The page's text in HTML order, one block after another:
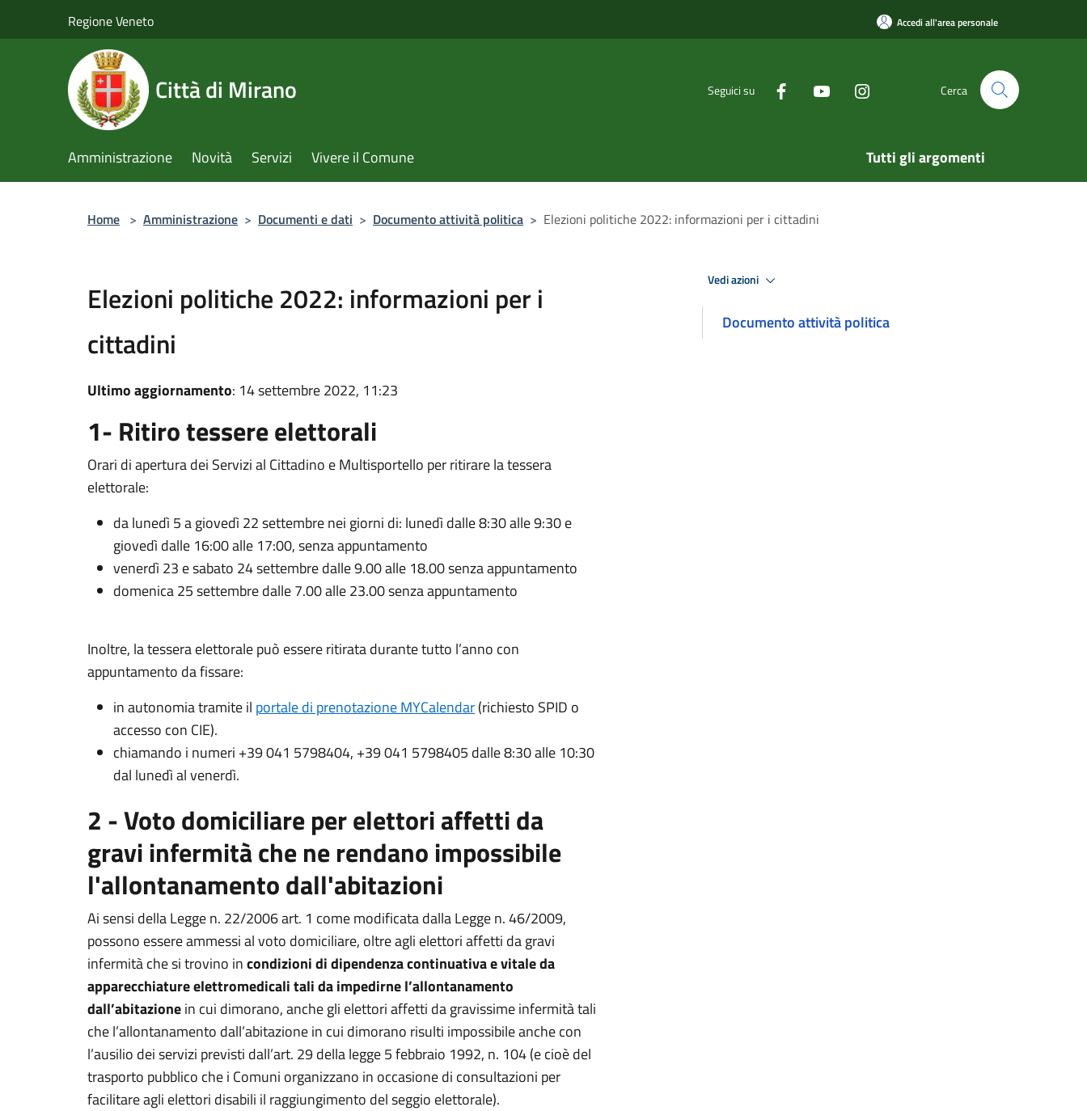
Regione Veneto Accedi all'area personale
Città di Mirano Seguici su Cerca
Amministrazione Novità Servizi Vivere il Comune Tutti gli argomenti
Home > Amministrazione > Documenti e dati > Documento attività politica > Elezioni politiche 2022: informazioni per i cittadini
Elezioni politiche 2022: informazioni per i
cittadini
Ultimo aggiornamento: 14 settembre 2022, 11:23
1- Ritiro tessere elettorali
Orari di apertura dei Servizi al Cittadino e Multisportello per ritirare la tessera
elettorale:
da lunedì 5 a giovedì 22 settembre nei giorni di: lunedì dalle 8:30 alle 9:30 e
giovedì dalle 16:00 alle 17:00, senza appuntamento
venerdì 23 e sabato 24 settembre dalle 9.00 alle 18.00 senza appuntamento
domenica 25 settembre dalle 7.00 alle 23.00 senza appuntamento
Inoltre, la tessera elettorale può essere ritirata durante tutto l’anno con
appuntamento da fissare:
in autonomia tramite il portale di prenotazione MYCalendar(richiesto SPID o
accesso con CIE).
chiamando i numeri +39 041 5798404, +39 041 5798405 dalle 8:30 alle 10:30
dal lunedì al venerdì.
2 - Voto domiciliare per elettori affetti da
gravi infermità che ne rendano impossibile
l'allontanamento dall'abitazioni
Ai sensi della Legge n. 22/2006 art. 1 come modificata dalla Legge n. 46/2009,
possono essere ammessi al voto domiciliare, oltre agli elettori affetti da gravi
infermità che si trovino incondizioni di dipendenza continuativa e vitale da
apparecchiature elettromedicali tali da impedirne l’allontanamento
dall’abitazionein cui dimorano, anche gli elettori affetti da gravissime infermità tali
che l’allontanamento dall’abitazione in cui dimorano risulti impossibile anche con
l’ausilio dei servizi previsti dall’art. 29 della legge 5 febbraio 1992, n. 104 (e cioè del
trasporto pubblico che i Comuni organizzano in occasione di consultazioni per
facilitare agli elettori disabili il raggiungimento del seggio elettorale).
Vedi azioni
Documento attività politica